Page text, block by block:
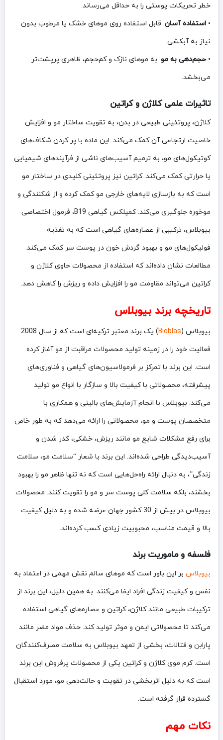
خطر تحریکات پوستی را به حداقل می‌رساند.
• استفاده آسان: قابل استفاده روی موهای خشک یا مرطوب بدون
نیاز به آبکشی.
•حجم‌دهی به مو: به موهای نازک و کم‌حجم، ظاهری پرپشت‌تر
می‌بخشد.
تاثیرات علمی کلاژن و کراتین
کلاژن، پروتئینی طبیعی در بدن، به تقویت ساختار مو و افزایش
خاصیت ارتجاعی آن کمک می‌کند. این ماده با پر کردن شکاف‌های
کوتیکول‌های مو، به ترمیم آسیب‌های ناشی از فرآیندهای شیمیایی
یا حرارتی کمک می‌کند. کراتین نیز پروتئینی کلیدی در ساختار مو
است که به بازسازی لایه‌های خارجی مو کمک کرده و از شکنندگی و
موخوره جلوگیری می‌کند. کمپلکس گیاهی B19، فرمول اختصاصی
بیوبلاس، ترکیبی از عصاره‌های گیاهی است که به تغذیه
فولیکول‌های مو و بهبود گردش خون در پوست سر کمک می‌کند.
مطالعات نشان داده‌اند که استفاده از محصولات حاوی کلاژن و
کراتین می‌تواند مقاومت مو را افزایش داده و ریزش را کاهش دهد.
تاریخچه برند بیوبلاس
بیوبلاس (Bioblas
) یک برند معتبر ترکیه‌ای است که از سال 2008
فعالیت خود را در زمینه تولید محصولات مراقبت از مو آغاز کرده
است. این برند با تمرکز بر فرمولاسیون‌های گیاهی و فناوری‌های
پیشرفته، محصولاتی با کیفیت بالا و سازگار با انواع مو تولید
می‌کند. بیوبلاس با انجام آزمایش‌های بالینی و همکاری با
متخصصان پوست و مو، محصولاتی را ارائه می‌دهد که به طور خاص
برای رفع مشکلات شایع مو مانند ریزش، خشکی، کدر شدن و
آسیب‌دیدگی طراحی شده‌اند. این برند با شعار “سلامت مو، سلامت
زندگی”، به دنبال ارائه راه‌حل‌هایی است که نه تنها ظاهر مو را بهبود
بخشند، بلکه سلامت کلی پوست سر و مو را تقویت کنند. محصولات
بیوبلاس در بیش از 30 کشور جهان عرضه شده و به دلیل کیفیت
بالا و قیمت مناسب، محبوبیت زیادی کسب کرده‌اند.
فلسفه و ماموریت برند
بیوبلاس بر این باور است که موهای سالم نقش مهمی در اعتماد به
نفس و کیفیت زندگی افراد ایفا می‌کنند. به همین دلیل، این برند از
ترکیبات طبیعی مانند کلاژن، کراتین و عصاره‌های گیاهی استفاده
می‌کند تا محصولاتی ایمن و موثر تولید کند. حذف مواد مضر مانند
پارابن و فتالات، بخشی از تعهد بیوبلاس به سلامت مصرف‌کنندگان
است. کرم موی کلاژن و کراتین یکی از محصولات پرفروش این برند
است که به دلیل اثربخشی در تقویت و حالت‌دهی مو، مورد استقبال
گسترده قرار گرفته است.
نکات مهم